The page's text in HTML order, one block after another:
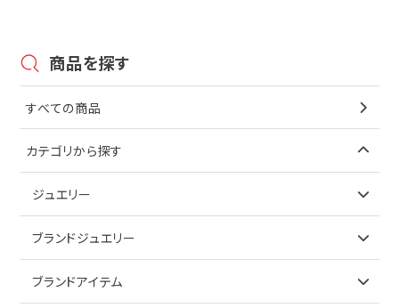
商品を探す
すべての商品
カテゴリから探す
ジュエリー
アイテムで探す
ブランドジュエリー
アイテムで探す
ブランドアイテム